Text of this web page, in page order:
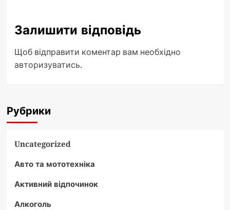
Залишити відповідь
Щоб відправити коментар вам необхідно
авторизуватись.
Рубрики
Uncategorized
Авто та мототехніка
Активний відпочинок
Алкоголь